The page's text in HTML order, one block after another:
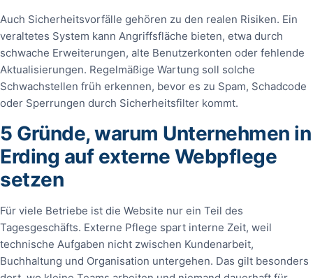
Auch Sicherheitsvorfälle gehören zu den realen Risiken. Ein
veraltetes System kann Angriffsfläche bieten, etwa durch
schwache Erweiterungen, alte Benutzerkonten oder fehlende
Aktualisierungen. Regelmäßige Wartung soll solche
Schwachstellen früh erkennen, bevor es zu Spam, Schadcode
oder Sperrungen durch Sicherheitsfilter kommt.
5 Gründe, warum Unternehmen in
Erding auf externe Webpflege
setzen
Für viele Betriebe ist die Website nur ein Teil des
Tagesgeschäfts. Externe Pflege spart interne Zeit, weil
technische Aufgaben nicht zwischen Kundenarbeit,
Buchhaltung und Organisation untergehen. Das gilt besonders